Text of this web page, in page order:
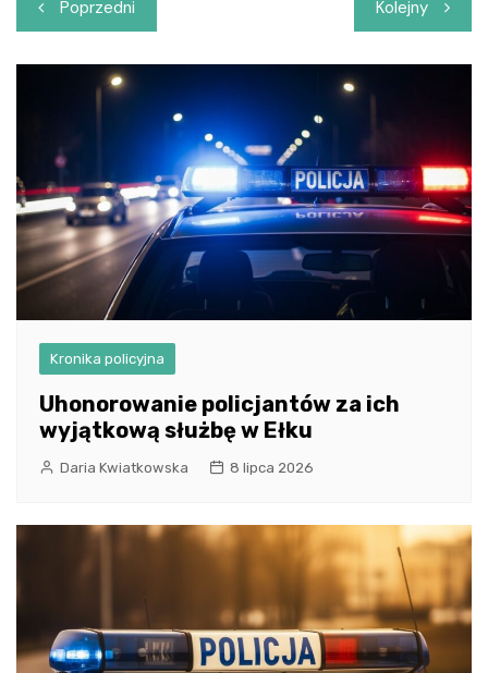
wpisu
Poprzedni Kolejny
Kronika policyjna
Uhonorowanie policjantów za ich
wyjątkową służbę w Ełku
Daria Kwiatkowska 8 lipca 2026